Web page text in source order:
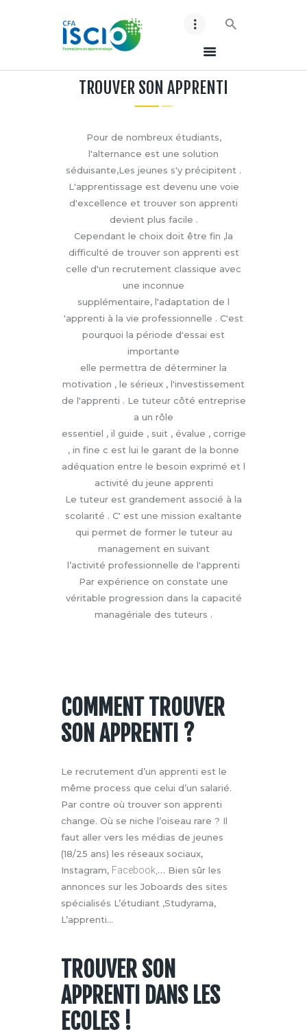
ACCUEIL ISCIO
NOS BACHELORS
ESPACE ENTREPRISES
CONTACT
MES ACCES
LES BONS CONSEILS !
TROUVER SON APPRENTI
Pour de nombreux étudiants,
l'alternance est une solution
séduisante,Les jeunes s'y précipitent .
L'apprentissage est devenu une voie
d'excellence et trouver son apprenti
devient plus facile .
Cependant le choix doit être fin ,la
difficulté de trouver son apprenti est
celle d'un recrutement classique avec
une inconnue
supplémentaire, l'adaptation de l
'apprenti à la vie professionnelle . C'est
pourquoi la période d'essai est
importante
elle permettra de déterminer la
motivation , le sérieux , l'investissement
de l'apprenti . Le tuteur côté entreprise
a un rôle
essentiel , il guide , suit , évalue , corrige
, in fine c est lui le garant de la bonne
adéquation entre le besoin exprimé et l
activité du jeune apprenti
Le tuteur est grandement associé à la
scolarité . C' est une mission exaltante
qui permet de former le tuteur au
management en suivant
l’activité professionnelle de l'apprenti
Par expérience on constate une
véritable progression dans la capacité
managériale des tuteurs .
COMMENT TROUVER
SON APPRENTI ?
Le recrutement d’un apprenti est le
même process que celui d’un salarié.
Par contre où trouver son apprenti
change. Où se niche l’oiseau rare ? Il
faut aller vers les médias de jeunes
(18/25 ans) les réseaux sociaux,
Instagram, Facebook, … Bien sûr les
annonces sur les Joboards des sites
spécialisés L’étudiant ,Studyrama,
L’apprenti…
TROUVER SON
APPRENTI DANS LES
ECOLES !